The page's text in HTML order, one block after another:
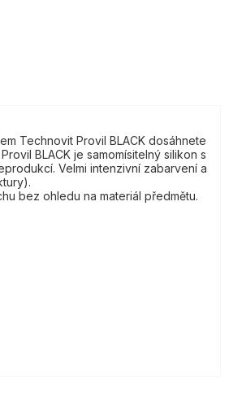
Technovit Provil BLACK dosáhnete
BLACK je samomísitelný silikon s
Velmi intenzivní zabarvení a
bez ohledu na materiál předmětu.